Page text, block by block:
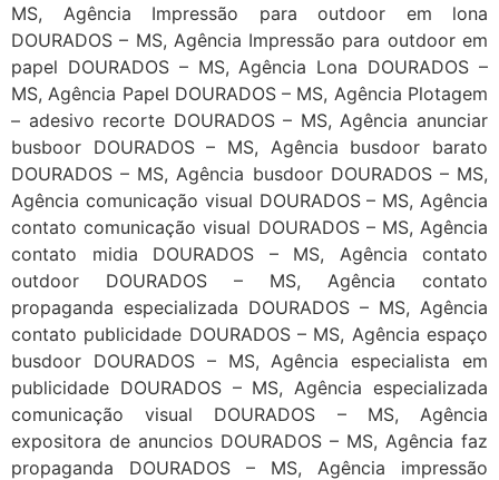
MS, Agência Impressão para outdoor em lona
DOURADOS – MS, Agência Impressão para outdoor em
papel DOURADOS – MS, Agência Lona DOURADOS –
MS, Agência Papel DOURADOS – MS, Agência Plotagem
– adesivo recorte DOURADOS – MS, Agência anunciar
busboor DOURADOS – MS, Agência busdoor barato
DOURADOS – MS, Agência busdoor DOURADOS – MS,
Agência comunicação visual DOURADOS – MS, Agência
contato comunicação visual DOURADOS – MS, Agência
contato midia DOURADOS – MS, Agência contato
outdoor DOURADOS – MS, Agência contato
propaganda especializada DOURADOS – MS, Agência
contato publicidade DOURADOS – MS, Agência espaço
busdoor DOURADOS – MS, Agência especialista em
publicidade DOURADOS – MS, Agência especializada
comunicação visual DOURADOS – MS, Agência
expositora de anuncios DOURADOS – MS, Agência faz
propaganda DOURADOS – MS, Agência impressão